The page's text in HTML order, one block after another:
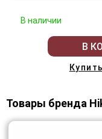
В наличии
В
Товары бренда